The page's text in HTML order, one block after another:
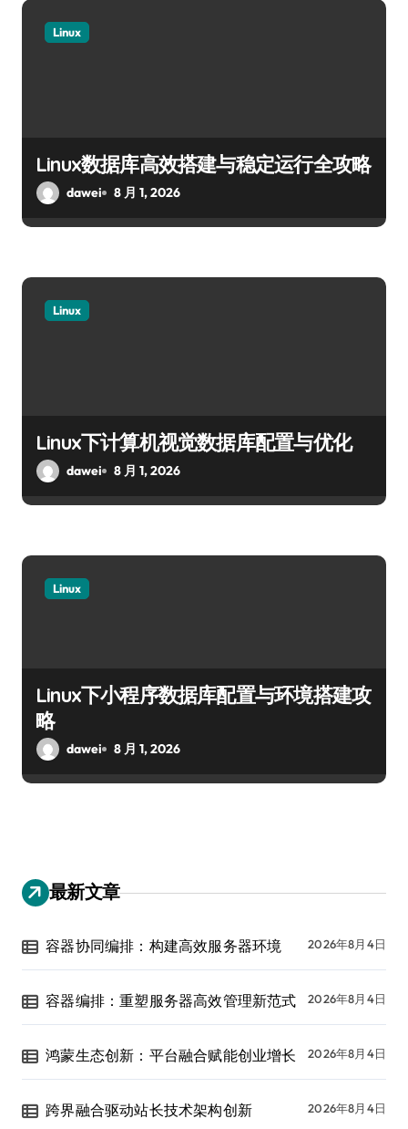
Linux
Linux数据库高效搭建与稳定运行全攻略
dawei 8 月 1, 2026
Linux
Linux下计算机视觉数据库配置与优化
dawei 8 月 1, 2026
Linux
Linux下小程序数据库配置与环境搭建攻
略
dawei 8 月 1, 2026
最新文章
容器协同编排：构建高效服务器环境 2026年8月4日
容器编排：重塑服务器高效管理新范式 2026年8月4日
鸿蒙生态创新：平台融合赋能创业增长 2026年8月4日
跨界融合驱动站长技术架构创新 2026年8月4日